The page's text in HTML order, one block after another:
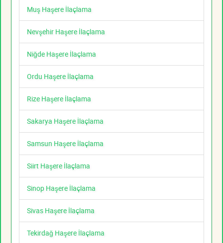
Muş Haşere İlaçlama
Nevşehir Haşere İlaçlama
Niğde Haşere İlaçlama
Ordu Haşere İlaçlama
Rize Haşere İlaçlama
Sakarya Haşere İlaçlama
Samsun Haşere İlaçlama
Siirt Haşere İlaçlama
Sinop Haşere İlaçlama
Sivas Haşere İlaçlama
Tekirdağ Haşere İlaçlama